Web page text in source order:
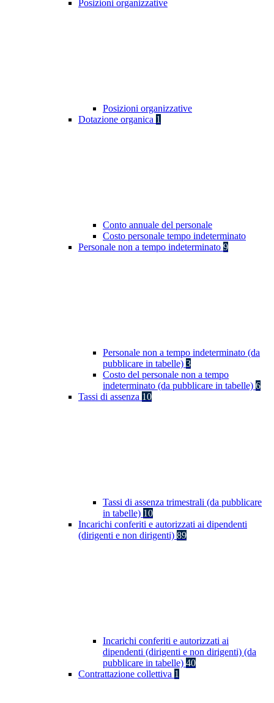
Posizioni organizzative
Posizioni organizzative
Dotazione organica 1
Conto annuale del personale
Costo personale tempo indeterminato
Personale non a tempo indeterminato 9
Personale non a tempo indeterminato (da
pubblicare in tabelle) 3
Costo del personale non a tempo
indeterminato (da pubblicare in tabelle) 6
Tassi di assenza 10
Tassi di assenza trimestrali (da pubblicare
in tabelle) 10
Incarichi conferiti e autorizzati ai dipendenti
(dirigenti e non dirigenti) 89
Incarichi conferiti e autorizzati ai
dipendenti (dirigenti e non dirigenti) (da
pubblicare in tabelle) 40
Contrattazione collettiva 1